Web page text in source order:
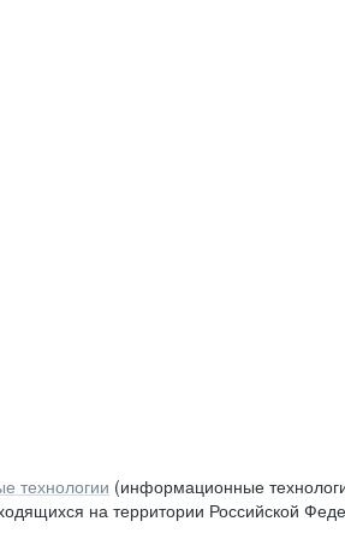
технологии (информационные
на территории Российской